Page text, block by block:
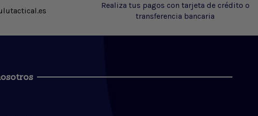
Realiza tus pagos con tarjeta de crédito o
transferencia bancaria